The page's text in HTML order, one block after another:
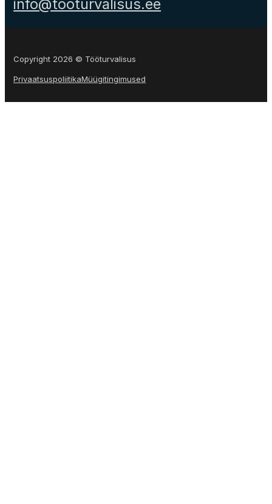
info@tooturvalisus.ee
Copyright 2026 © Tööturvalisus
PrivaatsuspoliitikaMüügitingimused